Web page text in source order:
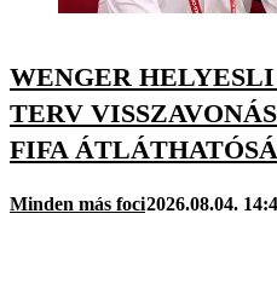
WENGER
TERV
FIFA
Minden más foci2026.08.04.